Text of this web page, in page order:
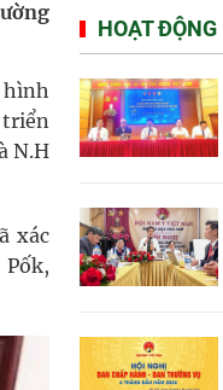
hình
triển
N.H
xác
HOẠT ĐỘNG